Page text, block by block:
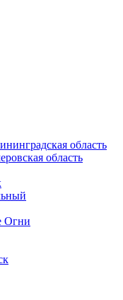
область
область
Огни